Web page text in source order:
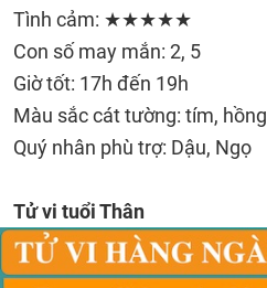
Tình cảm: ★★★★★
Con số may mắn: 2, 5
Giờ tốt: 17h đến 19h
Màu sắc cát tường: tím, hồng
Quý nhân phù trợ: Dậu, Ngọ
Tử vi tuổi Thân